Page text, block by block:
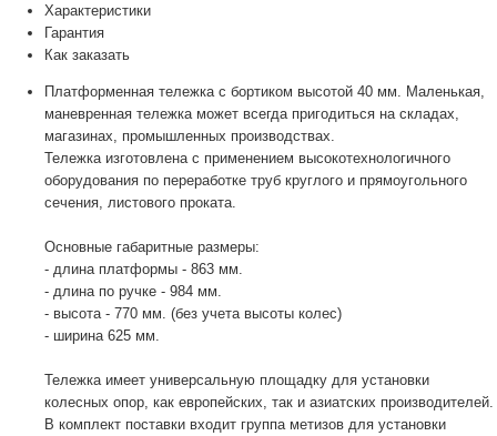
Характеристики
Гарантия
Как заказать
Платформенная тележка с бортиком высотой 40 мм. Маленькая,
маневренная тележка может всегда пригодиться на складах,
магазинах, промышленных производствах.
Тележка изготовлена с применением высокотехнологичного
оборудования по переработке труб круглого и прямоугольного
сечения, листового проката.
Основные габаритные размеры:
- длина платформы - 863 мм.
- длина по ручке - 984 мм.
- высота - 770 мм. (без учета высоты колес)
- ширина 625 мм.
Тележка имеет универсальную площадку для установки
колесных опор, как европейских, так и азиатских производителей.
В комплект поставки входит группа метизов для установки